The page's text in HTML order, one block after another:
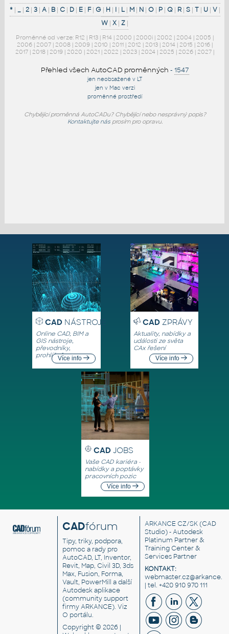
*| _| 2| 3| A| B| C| D| E| F| G| H| I| L| M| N| O| P| Q| R| S| T| U| V|
W | X | Z |
Proměnné od verze: R12 | R13 | R14 | 2000 | 2000i | 2002 | 2004 | 2005 |
2006 | 2007 | 2008 | 2009 | 2010 | 2011 | 2012 | 2013 | 2014 | 2015 | 2016 |
2017 | 2018 | 2019 | 2020 | 2021 | 2022 | 2023 | 2024 | 2025 | 2026 | 2027 |
Přehled všech AutoCAD proměnných - 1547
jen neobsažené v LT
jen v Mac verzi
proměnné prostředí
Chybějící proměnná AutoCADu? Chybějící nebo nesprávný popis?
Kontaktujte násprosím pro opravu.
CADNÁSTROJE
Online CAD, BIM a
GIS nástroje,
převodníky,
prohlížečeVíce info
CADZPRÁVY
Aktuality, nabídky a
události ze světa
CAx řešení
Více info
CAD JOBS
Vaše CAD kariéra -
nabídky a poptávky
pracovních pozic
Více info
CADfórum
Tipy, triky, podpora,
pomoc a rady pro
AutoCAD, LT, Inventor,
Revit, Map, Civil 3D, 3ds
Max, Fusion, Forma,
Vault, PowerMill a další
Autodesk aplikace
(community support
firmy ARKANCE). Viz
O portálu.
Copyright © 2026 |
ARKANCE CZ/SK(CAD
Studio) - Autodesk
Platinum Partner &
Training Center &
Services Partner
KONTAKT:
| tel. +420 910 970 111